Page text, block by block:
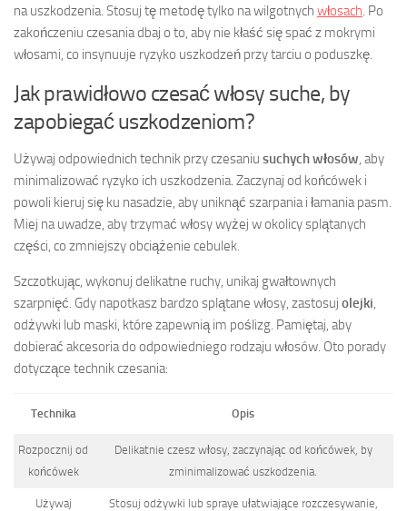
na uszkodzenia. Stosuj tę metodę tylko na wilgotnych włosach . Po
zakończeniu czesania dbaj o to, aby nie kłaść się spać z mokrymi
włosami, co insynuuje ryzyko uszkodzeń przy tarciu o poduszkę.
Jak prawidłowo czesać włosy suche, by
zapobiegać uszkodzeniom?
Używaj odpowiednich technik przy czesaniu suchych włosów , aby
minimalizować ryzyko ich uszkodzenia. Zaczynaj od końcówek i
powoli kieruj się ku nasadzie, aby uniknąć szarpania i łamania pasm.
Miej na uwadze, aby trzymać włosy wyżej w okolicy splątanych
części, co zmniejszy obciążenie cebulek.
Szczotkując, wykonuj delikatne ruchy, unikaj gwałtownych
szarpnięć. Gdy napotkasz bardzo splątane włosy, zastosuj olejki
odżywki lub maski, które zapewnią im poślizg. Pamiętaj, aby
dobierać akcesoria do odpowiedniego rodzaju włosów. Oto porady
dotyczące technik czesania:
Technika Opis
Rozpocznij od
końcówek
Delikatnie czesz włosy, zaczynając od końcówek, by
zminimalizować uszkodzenia.
Używaj
Stosuj odżywki lub spraye ułatwiające rozczesywanie,